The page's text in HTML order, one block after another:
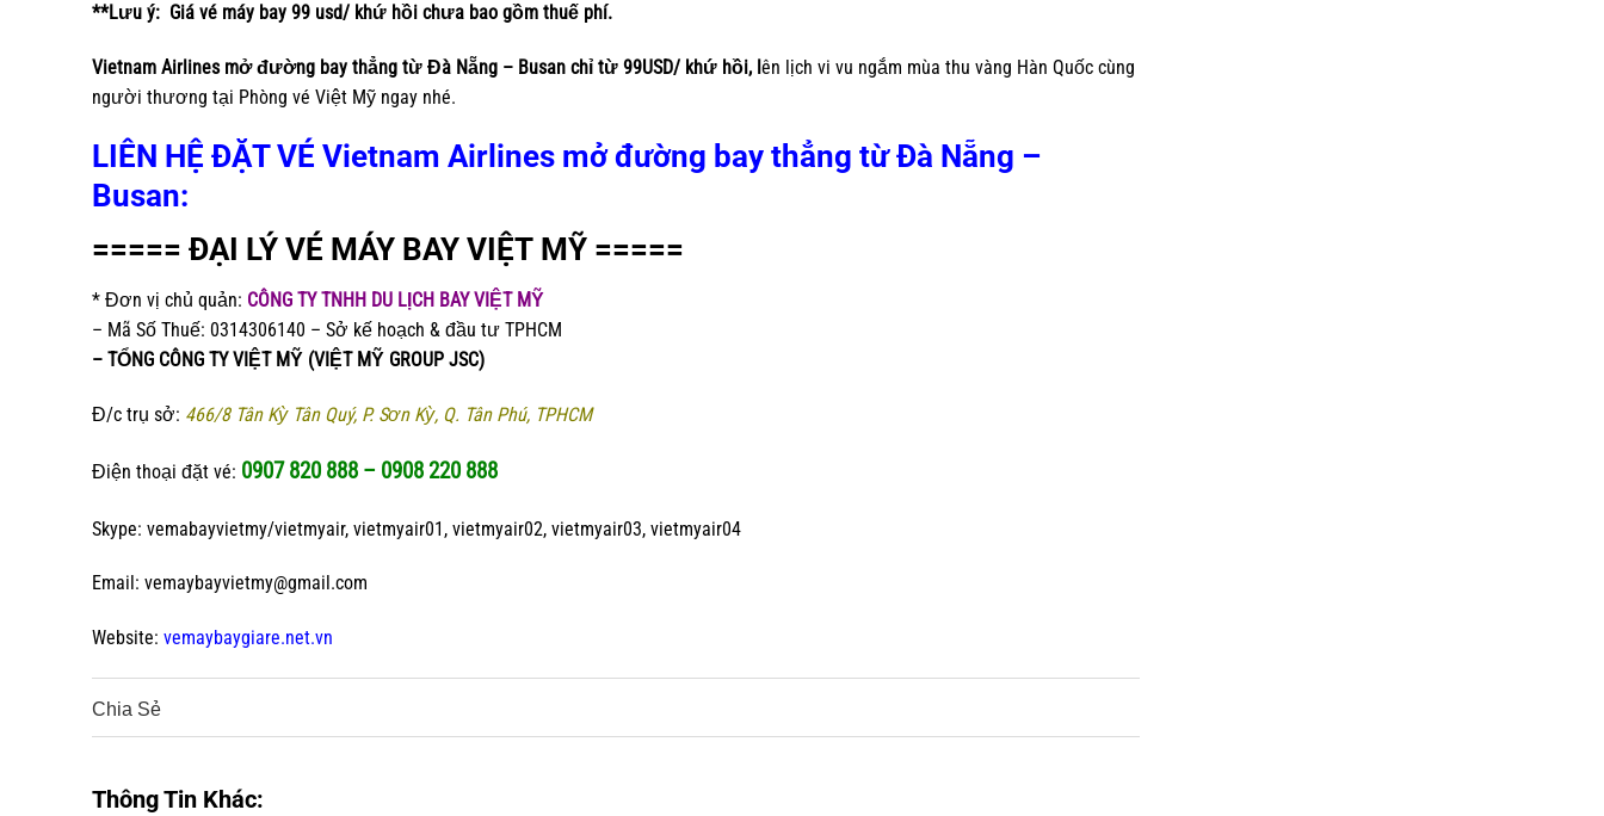
**Lưu ý: Giá vé máy bay 99 usd/ khứ hồi chưa bao gồm thuế phí.
Vietnam Airlines mở đường bay thẳng từ Đà Nẵng – Busan chỉ từ 99USD/ khứ hồi, lên lịch vi vu ngắm mùa thu vàng Hàn Quốc cùng
người thương tại Phòng vé Việt Mỹ ngay nhé.
LIÊN HỆ ĐẶT VÉ Vietnam Airlines mở đường bay thẳng từ Đà Nẵng –
Busan:
===== ĐẠI LÝ VÉ MÁY BAY VIỆT MỸ =====
* Đơn vị chủ quản: CÔNG TY TNHH DU LỊCH BAY VIỆT MỸ
– Mã Số Thuế: 0314306140 – Sở kế hoạch & đầu tư TPHCM
– TỔNG CÔNG TY VIỆT MỸ (VIỆT MỸ GROUP JSC)
Đ/c trụ sở: 466/8 Tân Kỳ Tân Quý, P. Sơn Kỳ, Q. Tân Phú, TPHCM
Điện thoại đặt vé: 0907 820 888 – 0908 220 888
Skype: vemabayvietmy/vietmyair, vietmyair01, vietmyair02, vietmyair03, vietmyair04
Email: vemaybayvietmy@gmail.com
Website: vemaybaygiare.net.vn
Chia Sẻ
Thông Tin Khác: